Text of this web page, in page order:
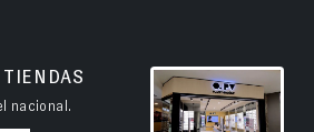
nacional.